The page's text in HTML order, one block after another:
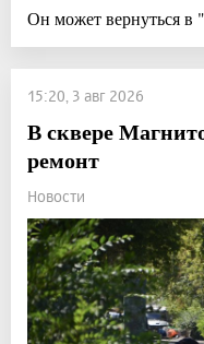
Он может вернуться в
15:20, 3 авг 2026
В сквере
ремонт
Новости